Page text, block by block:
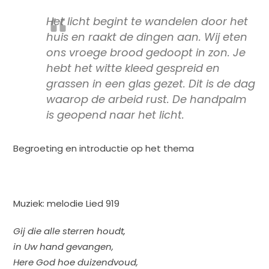
Het licht begint te wandelen door het
huisen raakt de dingen aan. Wij eten
ons vroege brood gedoopt in zon. Je
hebt het witte kleed gespreid en
grassen in een glas gezet. Dit is de dag
waarop de arbeid rust. De handpalm
is geopend naar het licht.
Begroeting en introductie op het thema
Muziek: melodie Lied 919
Gij die alle sterren houdt,
in Uw hand gevangen,
Here God hoe duizendvoud,